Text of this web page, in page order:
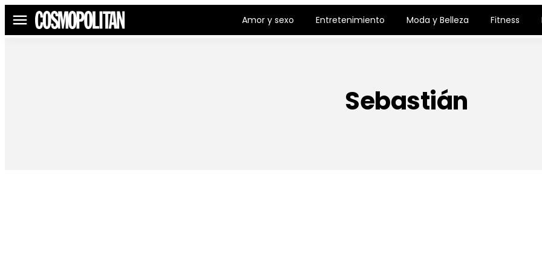
Menú Amor y sexo Entretenimiento Moda y Belleza Fitness
Sebastián